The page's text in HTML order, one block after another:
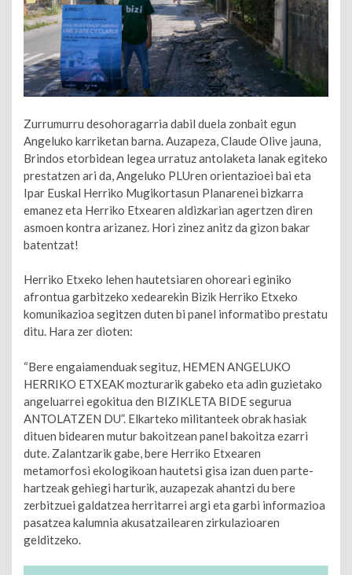
Zurrumurru desohoragarria dabil duela zonbait egun
Angeluko ​​karriketan barna. Auzapeza, Claude Olive jauna,
Brindos etorbidean legea urratuz antolaketa lanak egiteko
prestatzen ari da, Angeluko ​​PLUren orientazioei bai eta
Ipar Euskal Herriko Mugikortasun Planarenei bizkarra
emanez eta Herriko Etxearen aldizkarian agertzen diren
asmoen kontra arizanez. Hori zinez anitz da gizon bakar
batentzat!
Herriko Etxeko lehen hautetsiaren ohoreari eginiko
afrontua garbitzeko xedearekin Bizik Herriko Etxeko
komunikazioa segitzen duten bi panel informatibo prestatu
ditu. Hara zer dioten:
“Bere engaiamenduak segituz, HEMEN ANGELUKO
HERRIKO ETXEAK mozturarik gabeko eta adin guzietako
angeluarrei egokitua den BIZIKLETA BIDE segurua
ANTOLATZEN DU”. Elkarteko militanteek obrak hasiak
dituen bidearen mutur bakoitzean panel bakoitza ezarri
dute. Zalantzarik gabe, bere Herriko Etxearen
metamorfosi ekologikoan hautetsi gisa izan duen parte-
hartzeak gehiegi harturik, auzapezak ahantzi du bere
zerbitzuei galdatzea herritarrei argi eta garbi informazioa
pasatzea kalumnia akusatzailearen zirkulazioaren
gelditzeko.